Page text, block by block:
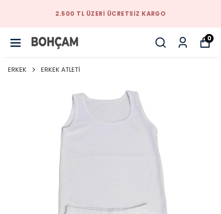
TARZINIZI BIZIMLE
0
ERKEK ERKEK ATLETİ